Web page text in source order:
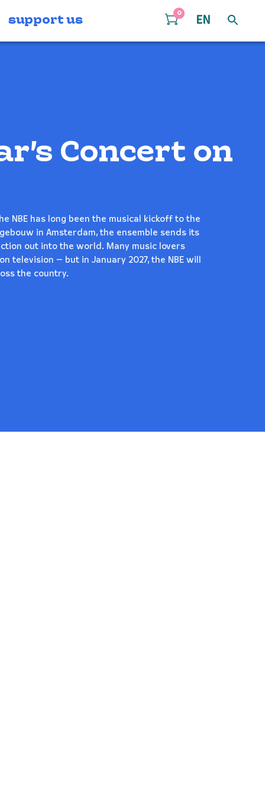
support us
0
EN
Concert on
NBE has long been the musical kickoff to the
in Amsterdam, the ensemble sends its
out into the world. Many music lovers
television — but in January 2027, the NBE will
the country.